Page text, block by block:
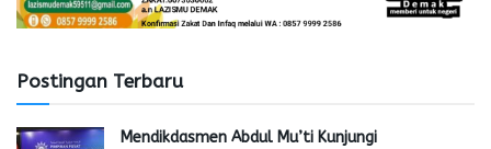
Postingan Terbaru
Mendikdasmen Abdul Mu’ti Kunjungi